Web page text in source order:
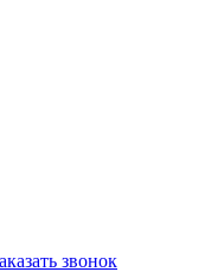
звонок